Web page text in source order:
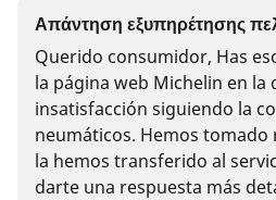
Απάντηση εξυπηρέτησης
Querido consumidor, Has
la página web Michelin en la
insatisfacción siguiendo la
neumáticos. Hemos
la hemos transferido al
darte una respuesta más